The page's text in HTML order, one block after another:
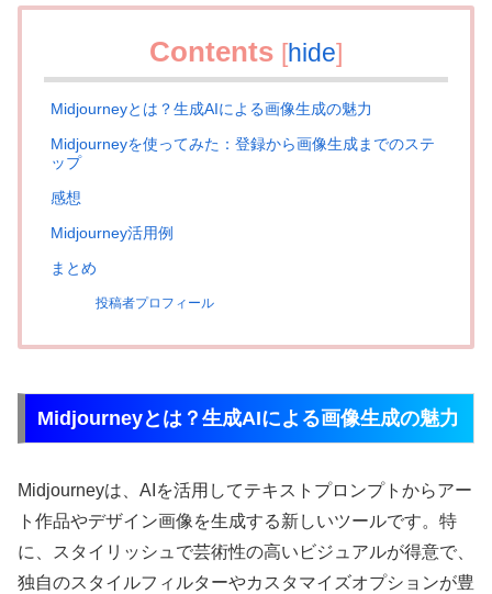
Contents [hide]
Midjourneyとは？生成AIによる画像生成の魅力
Midjourneyを使ってみた：登録から画像生成までのステ
ップ
感想
Midjourney活用例
まとめ
投稿者プロフィール
Midjourneyとは？生成AIによる画像生成の魅力
Midjourneyは、AIを活用してテキストプロンプトからアー
ト作品やデザイン画像を生成する新しいツールです。特
に、スタイリッシュで芸術性の高いビジュアルが得意で、
独自のスタイルフィルターやカスタマイズオプションが豊